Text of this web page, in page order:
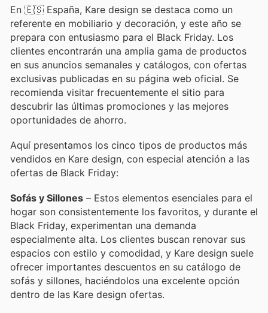
En 🇪🇸 España, Kare design se destaca como un
referente en mobiliario y decoración, y este año se
prepara con entusiasmo para el Black Friday. Los
clientes encontrarán una amplia gama de productos
en sus anuncios semanales y catálogos, con ofertas
exclusivas publicadas en su página web oficial. Se
recomienda visitar frecuentemente el sitio para
descubrir las últimas promociones y las mejores
oportunidades de ahorro.
Aquí presentamos los cinco tipos de productos más
vendidos en Kare design, con especial atención a las
ofertas de Black Friday:
Sofás y Sillones – Estos elementos esenciales para el
hogar son consistentemente los favoritos, y durante el
Black Friday, experimentan una demanda
especialmente alta. Los clientes buscan renovar sus
espacios con estilo y comodidad, y Kare design suele
ofrecer importantes descuentos en su catálogo de
sofás y sillones, haciéndolos una excelente opción
dentro de las Kare design ofertas.